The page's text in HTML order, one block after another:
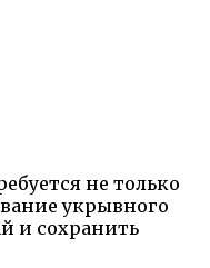
не только
укрывного
и сохранить